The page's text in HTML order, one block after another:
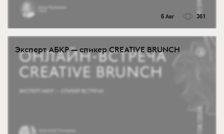
6 Авг 361
Эксперт АБКР — спикер CREATIVE BRUNCH